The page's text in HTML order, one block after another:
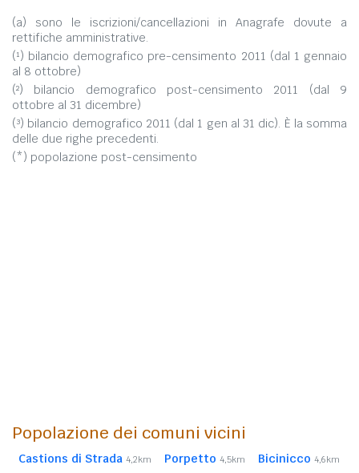
(a) sono le iscrizioni/cancellazioni in Anagrafe dovute a
rettifiche amministrative.
(¹) bilancio demografico pre-censimento 2011 (dal 1 gennaio
al 8 ottobre)
(²) bilancio demografico post-censimento 2011 (dal 9
ottobre al 31 dicembre)
(³) bilancio demografico 2011 (dal 1 gen al 31 dic). È la somma
delle due righe precedenti.
(*) popolazione post-censimento
Popolazione dei comuni vicini
Castions di Strada 4,2km Porpetto 4,5km Bicinicco 4,6km